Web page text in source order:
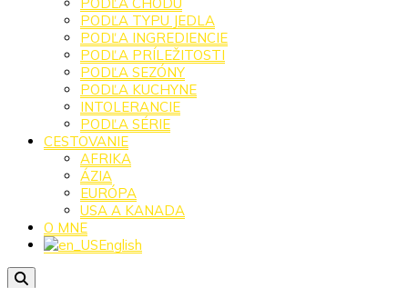
PODĽA TYPU JEDLA
PODĽA INGREDIENCIE
PODĽA PRÍLEŽITOSTI
PODĽA SEZÓNY
PODĽA KUCHYNE
INTOLERANCIE
PODĽA SÉRIE
CESTOVANIE
AFRIKA
ÁZIA
EURÓPA
USA A KANADA
O MNE
English